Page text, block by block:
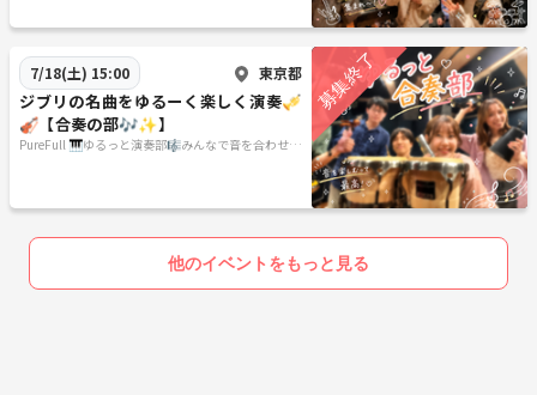
7/18(土) 15:00 東京都
ジブリの名曲をゆるーく楽しく演奏🎺
🎻【合奏の部🎶✨】
PureFull 🎹ゆるっと演奏部🎼みんなで音を合わせる
他のイベントをもっと見る